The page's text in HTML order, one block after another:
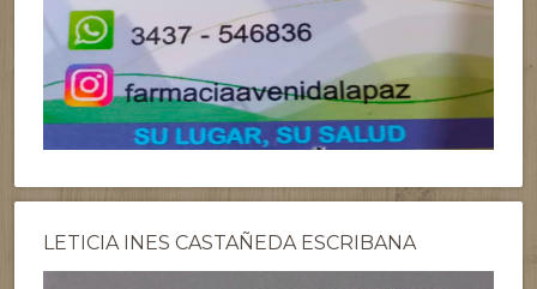
LETICIA INES CASTAÑEDA ESCRIBANA